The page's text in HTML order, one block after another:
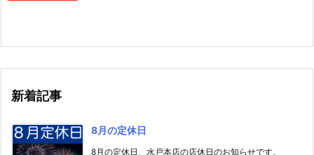
新着記事
8月の定休日
8月の定休日、水戸本店の店休日のお知らせです。